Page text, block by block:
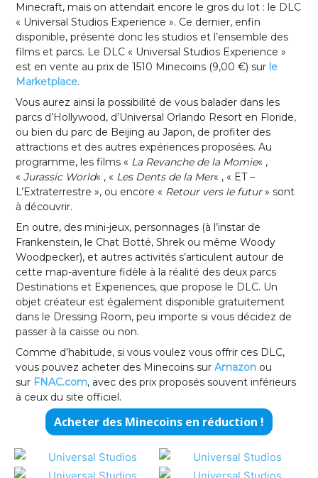
Minecraft, mais on attendait encore le gros du lot : le DLC
« Universal Studios Experience ». Ce dernier, enfin
disponible, présente donc les studios et l’ensemble des
films et parcs. Le DLC « Universal Studios Experience »
est en vente au prix de 1510 Minecoins (9,00 €) sur le
Marketplace.
Vous aurez ainsi la possibilité de vous balader dans les
parcs d’Hollywood, d’Universal Orlando Resort en Floride,
ou bien du parc de Beijing au Japon, de profiter des
attractions et des autres expériences proposées. Au
programme, les films « La Revanche de la Momie« ,
« Jurassic World« , « Les Dents de la Mer« , « ET –
L’Extraterrestre », ou encore « Retour vers le futur» sont
à découvrir.
En outre, des mini-jeux, personnages (à l’instar de
Frankenstein, le Chat Botté, Shrek ou même Woody
Woodpecker), et autres activités s’articulent autour de
cette map-aventure fidèle à la réalité des deux parcs
Destinations et Experiences, que propose le DLC. Un
objet créateur est également disponible gratuitement
dans le Dressing Room, peu importe si vous décidez de
passer à la caisse ou non.
Comme d’habitude, si vous voulez vous offrir ces DLC,
vous pouvez acheter des Minecoins sur Amazon ou
sur FNAC.com, avec des prix proposés souvent inférieurs
à ceux du site officiel.
Acheter des Minecoins en réduction !